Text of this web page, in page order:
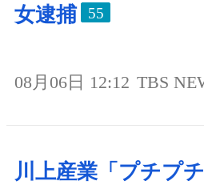
女逮捕
55
08月06日 12:12 TBS
川上産業「プチプ